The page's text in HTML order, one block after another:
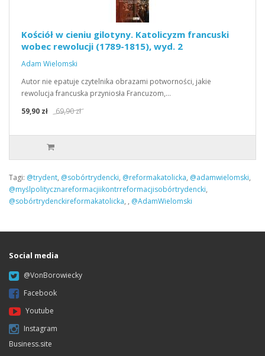
Kościół w cieniu gilotyny. Katolicyzm francuski
wobec rewolucji (1789-1815), wyd. 2
Adam Wielomski
Autor nie epatuje czytelnika obrazami potworności, jakie
rewolucja francuska przyniosła Francuzom,…
59,90 zł
69,90 zł
Tagi: @trydent, @sobórtrydencki, @reformakatolicka, @adamwielomski,
@myślpolitycznareformacjiikontrreformacjisobórtrydencki,
@sobórtrydenckireformakatolicka, , @AdamWielomski
Social media
@VonBorowiecky
Facebook
Youtube
Instagram
Business.site